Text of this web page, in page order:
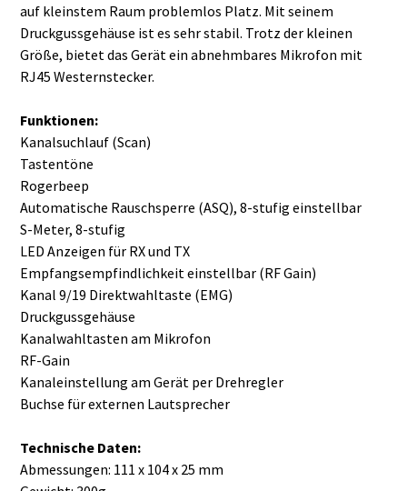
auf kleinstem Raum problemlos Platz. Mit seinem
Druckgussgehäuse ist es sehr stabil. Trotz der kleinen
Größe, bietet das Gerät ein abnehmbares Mikrofon mit
RJ45 Westernstecker.
Funktionen:
Kanalsuchlauf (Scan)
Tastentöne
Rogerbeep
Automatische Rauschsperre (ASQ), 8-stufig einstellbar
S-Meter, 8-stufig
LED Anzeigen für RX und TX
Empfangsempfindlichkeit einstellbar (RF Gain)
Kanal 9/19 Direktwahltaste (EMG)
Druckgussgehäuse
Kanalwahltasten am Mikrofon
RF-Gain
Kanaleinstellung am Gerät per Drehregler
Buchse für externen Lautsprecher
Technische Daten:
Abmessungen: 111 x 104 x 25 mm